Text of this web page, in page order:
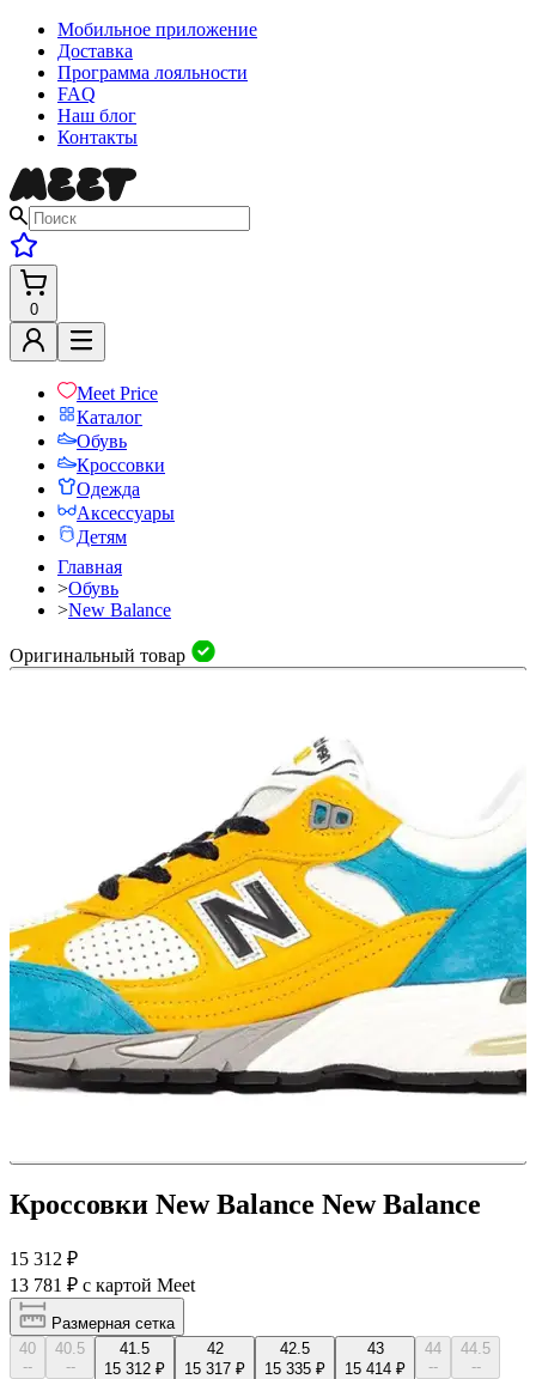
Мобильное приложение
Доставка
Программа лояльности
FAQ
Наш блог
Контакты
0
Meet Price
Каталог
Обувь
Кроссовки
Одежда
Аксессуары
Детям
Главная
>Обувь
>New Balance
Оригинальный товар
Кроссовки New Balance New Balance
15 312 ₽
13 781 ₽ с картой Meet
Размерная сетка
40
--
40.5
--
41.5
15 312 ₽
42
15 317 ₽
42.5
15 335 ₽
43
15 414 ₽
44
--
44.5
--